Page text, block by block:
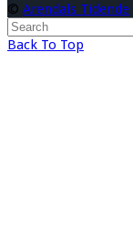
© Arendals Tidende
Back To Top